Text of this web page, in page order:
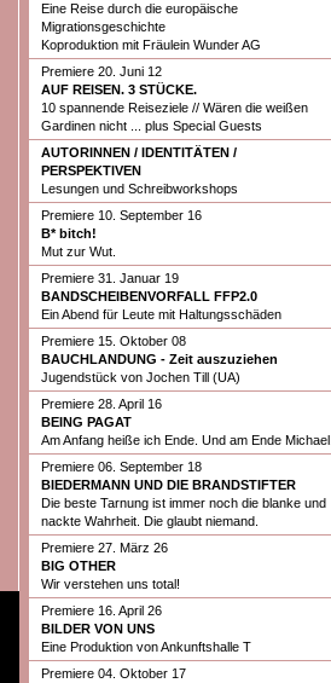
Eine Reise durch die europäische
Migrationsgeschichte
Koproduktion mit Fräulein Wunder AG
Premiere 20. Juni 12
AUF REISEN. 3 STÜCKE.
10 spannende Reiseziele // Wären die weißen
Gardinen nicht ... plus Special Guests
AUTORINNEN / IDENTITÄTEN /
PERSPEKTIVEN
Lesungen und Schreibworkshops
Premiere 10. September 16
B* bitch!
Mut zur Wut.
Premiere 31. Januar 19
BANDSCHEIBENVORFALL FFP2.0
Ein Abend für Leute mit Haltungsschäden
Premiere 15. Oktober 08
BAUCHLANDUNG - Zeit auszuziehen
Jugendstück von Jochen Till (UA)
Premiere 28. April 16
BEING PAGAT
Am Anfang heiße ich Ende. Und am Ende Michael.
Premiere 06. September 18
BIEDERMANN UND DIE BRANDSTIFTER
Die beste Tarnung ist immer noch die blanke und
nackte Wahrheit. Die glaubt niemand.
Premiere 27. März 26
BIG OTHER
Wir verstehen uns total!
Premiere 16. April 26
BILDER VON UNS
Eine Produktion von Ankunftshalle T
Premiere 04. Oktober 17